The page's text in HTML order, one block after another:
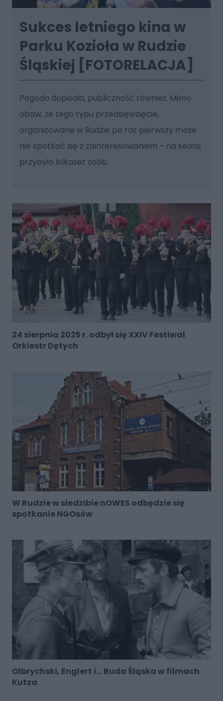
Sukces letniego kina w
Parku Kozioła w Rudzie
Śląskiej [FOTORELACJA]
Pogoda dopisała, publiczność również. Mimo
obaw, że tego typu przedsięwzięcie,
organizowane w Rudzie po raz pierwszy może
nie spotkać się z zainteresowaniem - na seans
przybyło kilkaset osób.
24 sierpnia 2025 r. odbył się XXIV Festiwal
Orkiestr Dętych
W Rudzie w siedzibie nOWES odbędzie się
spotkanie NGOsów
Olbrychski, Englert i... Ruda Śląska w filmach
Kutza